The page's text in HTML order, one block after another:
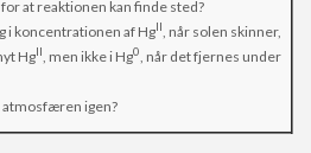
at reaktionen kan finde sted?
i koncentrationen af HgII, når solen skinner,
HgII, men ikke i Hg0, når det fjernes under
atmosfæren igen?